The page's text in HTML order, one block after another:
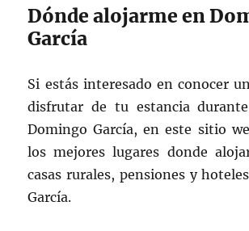
Dónde alojarme en
García
Si estás interesado en conocer
disfrutar de tu estancia
Domingo García, en este sitio
los mejores lugares donde
casas rurales, pensiones y
García.